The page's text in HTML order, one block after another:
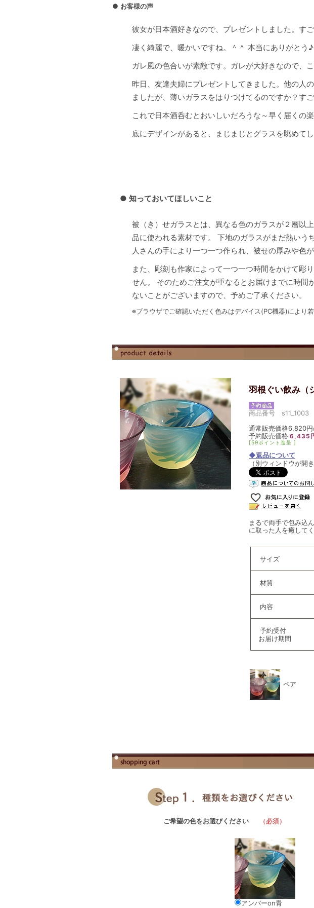
● お客様の声
彼女が日本酒好きなので、プレゼントしました。す
凄く綺麗で、暖かいですね。＾＾ 本当にありがとう♪
ガレ風の色合いが素敵です。ガレが大好きなので、
昨日、友達夫婦にプレゼントしてきました。他の人
ましたが、薄いガラスをはりつけてるのですか？す
これで日本酒呑むとおいしいだろうな～早く届くの
底にデザインがあると、まじまじとグラスを眺めて
● 知っておいてほしいこと
被（き）せガラスとは、異なる色のガラスが２層以
品に使われる素材です。 下地のガラスがまだ熱いう
人さんの手により一つ一つ作られ、被せの厚みや色が
また、彫刻も作家によって一つ一つ時間をかけて彫
せん。 そのためご注文が重なるとお届けまでに時間
ないことがございますので、予めご了承ください。
※ブラウザでご確認いただく色みはデバイス(PC機器)により
羽根ぐい飲み（
商品番号 s11_1003
通常販売価格6,820円
予約販売価格 6,435
[59ポイント進呈 ]
◆返品について
（別ウィンドウが開き
まるで両手で包み込
に取った人を癒して
サイズ
材質
内容
予約受付
お届け期間
ペア
ご希望の色をお選びください （必須）
アンバーon青